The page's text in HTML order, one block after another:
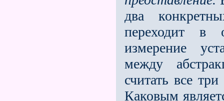
два
переходит в
измерение
между
считать все
Каковым